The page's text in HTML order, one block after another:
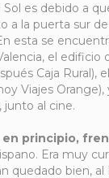
es debido a
a la puerta sur
esta se
el edificio
Caja Rural), el
Viajes Orange),
, junto al cine.
principio,
Era muy
quedado bien,